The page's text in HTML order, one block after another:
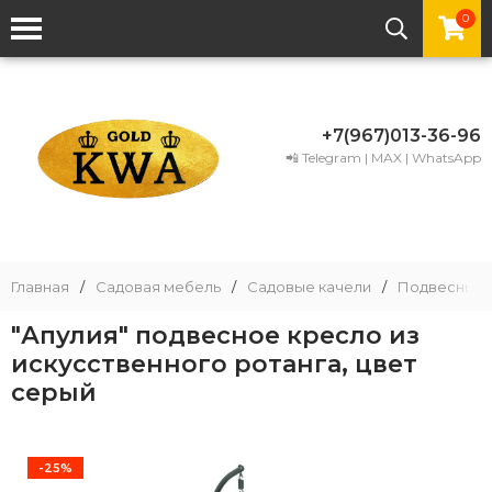
0
+7(967)013-36-96
📲 Telegram | MAX | WhatsApp
Главная / Садовая мебель / Садовые качели / Подвесные
"Апулия" подвесное кресло из
искусственного ротанга, цвет
серый
-25%